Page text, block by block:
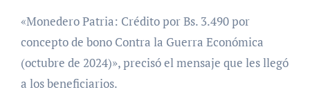
«Monedero Patria: Crédito por Bs. 3.490 por
concepto de bono Contra la Guerra Económica
(octubre de 2024)», precisó el mensaje que les llegó
a los beneficiarios.